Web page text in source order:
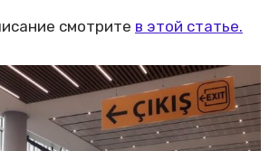
смотрите в этой статье.